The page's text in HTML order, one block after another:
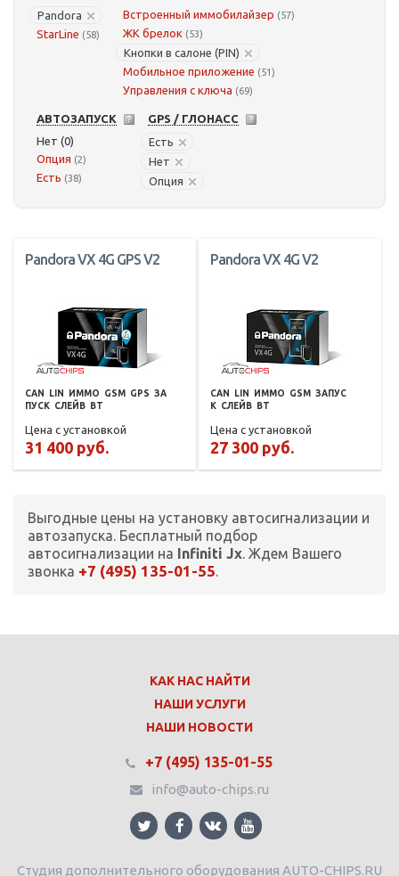
Pandora
StarLine (58)
Встроенный иммобилайзер (57)
ЖК брелок (53)
Кнопки в салоне (PIN)
Мобильное приложение (51)
Управления с ключа (69)
АВТОЗАПУСК
Нет (0)
Опция (2)
Есть (38)
GPS / ГЛОНАСС
Есть
Нет
Опция
Pandora VX 4G GPS V2
CAN LIN ИММО GSM GPS ЗА
ПУСК СЛЕЙВ BT
Цена с установкой
31 400 руб.
Pandora VX 4G V2
CAN LIN ИММО GSM ЗАПУС
К СЛЕЙВ BT
Цена с установкой
27 300 руб.
Выгодные цены на установку автосигнализации и
автозапуска. Бесплатный подбор
автосигнализации на
Infiniti Jx. Ждем Вашего
звонка +7 (495) 135-01-55.
КАК НАС НАЙТИ
НАШИ УСЛУГИ
НАШИ НОВОСТИ
+7 (495) 135-01-55
info@auto-chips.ru
Студия дополнительного оборудования AUTO-CHIPS.RU